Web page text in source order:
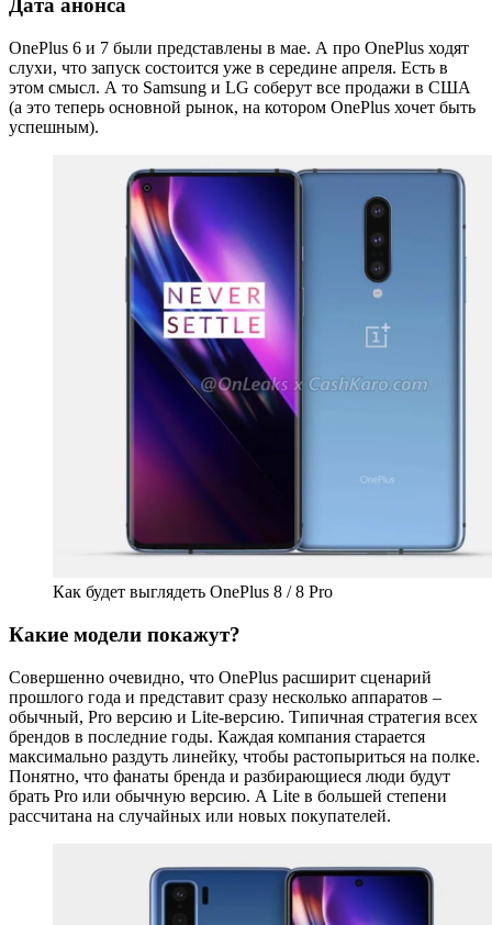
Дата анонса
OnePlus 6 и 7 были представлены в мае. А про OnePlus ходят
слухи, что запуск состоится уже в середине апреля. Есть в
этом смысл. А то Samsung и LG соберут все продажи в США
(а это теперь основной рынок, на котором OnePlus хочет быть
успешным).
Как будет выглядеть OnePlus 8 / 8 Pro
Какие модели покажут?
Совершенно очевидно, что OnePlus расширит сценарий
прошлого года и представит сразу несколько аппаратов –
обычный, Pro версию и Lite-версию. Типичная стратегия всех
брендов в последние годы. Каждая компания старается
максимально раздуть линейку, чтобы растопыриться на полке.
Понятно, что фанаты бренда и разбирающиеся люди будут
брать Pro или обычную версию. А Lite в большей степени
рассчитана на случайных или новых покупателей.